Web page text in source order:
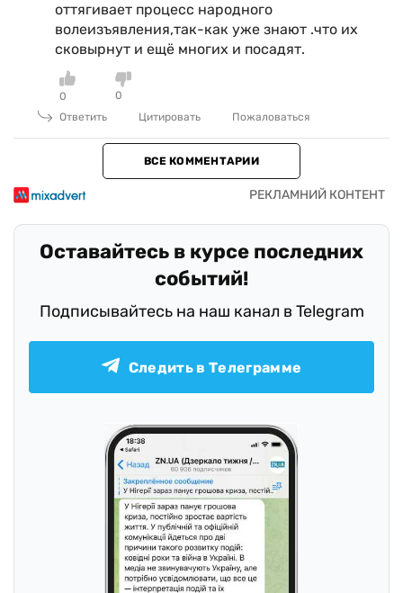
оттягивает процесс народного
волеизъявления,так-как уже знают .что их
сковырнут и ещё многих и посадят.
0
0
Ответить
Цитировать Пожаловаться
ВСЕ КОММЕНТАРИИ
Оставайтесь в курсе последних
событий!
Подписывайтесь на наш канал в Telegram
Следить в Телеграмме